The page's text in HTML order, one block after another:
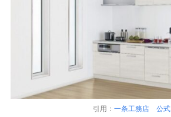
引用： 一条工務店 公式